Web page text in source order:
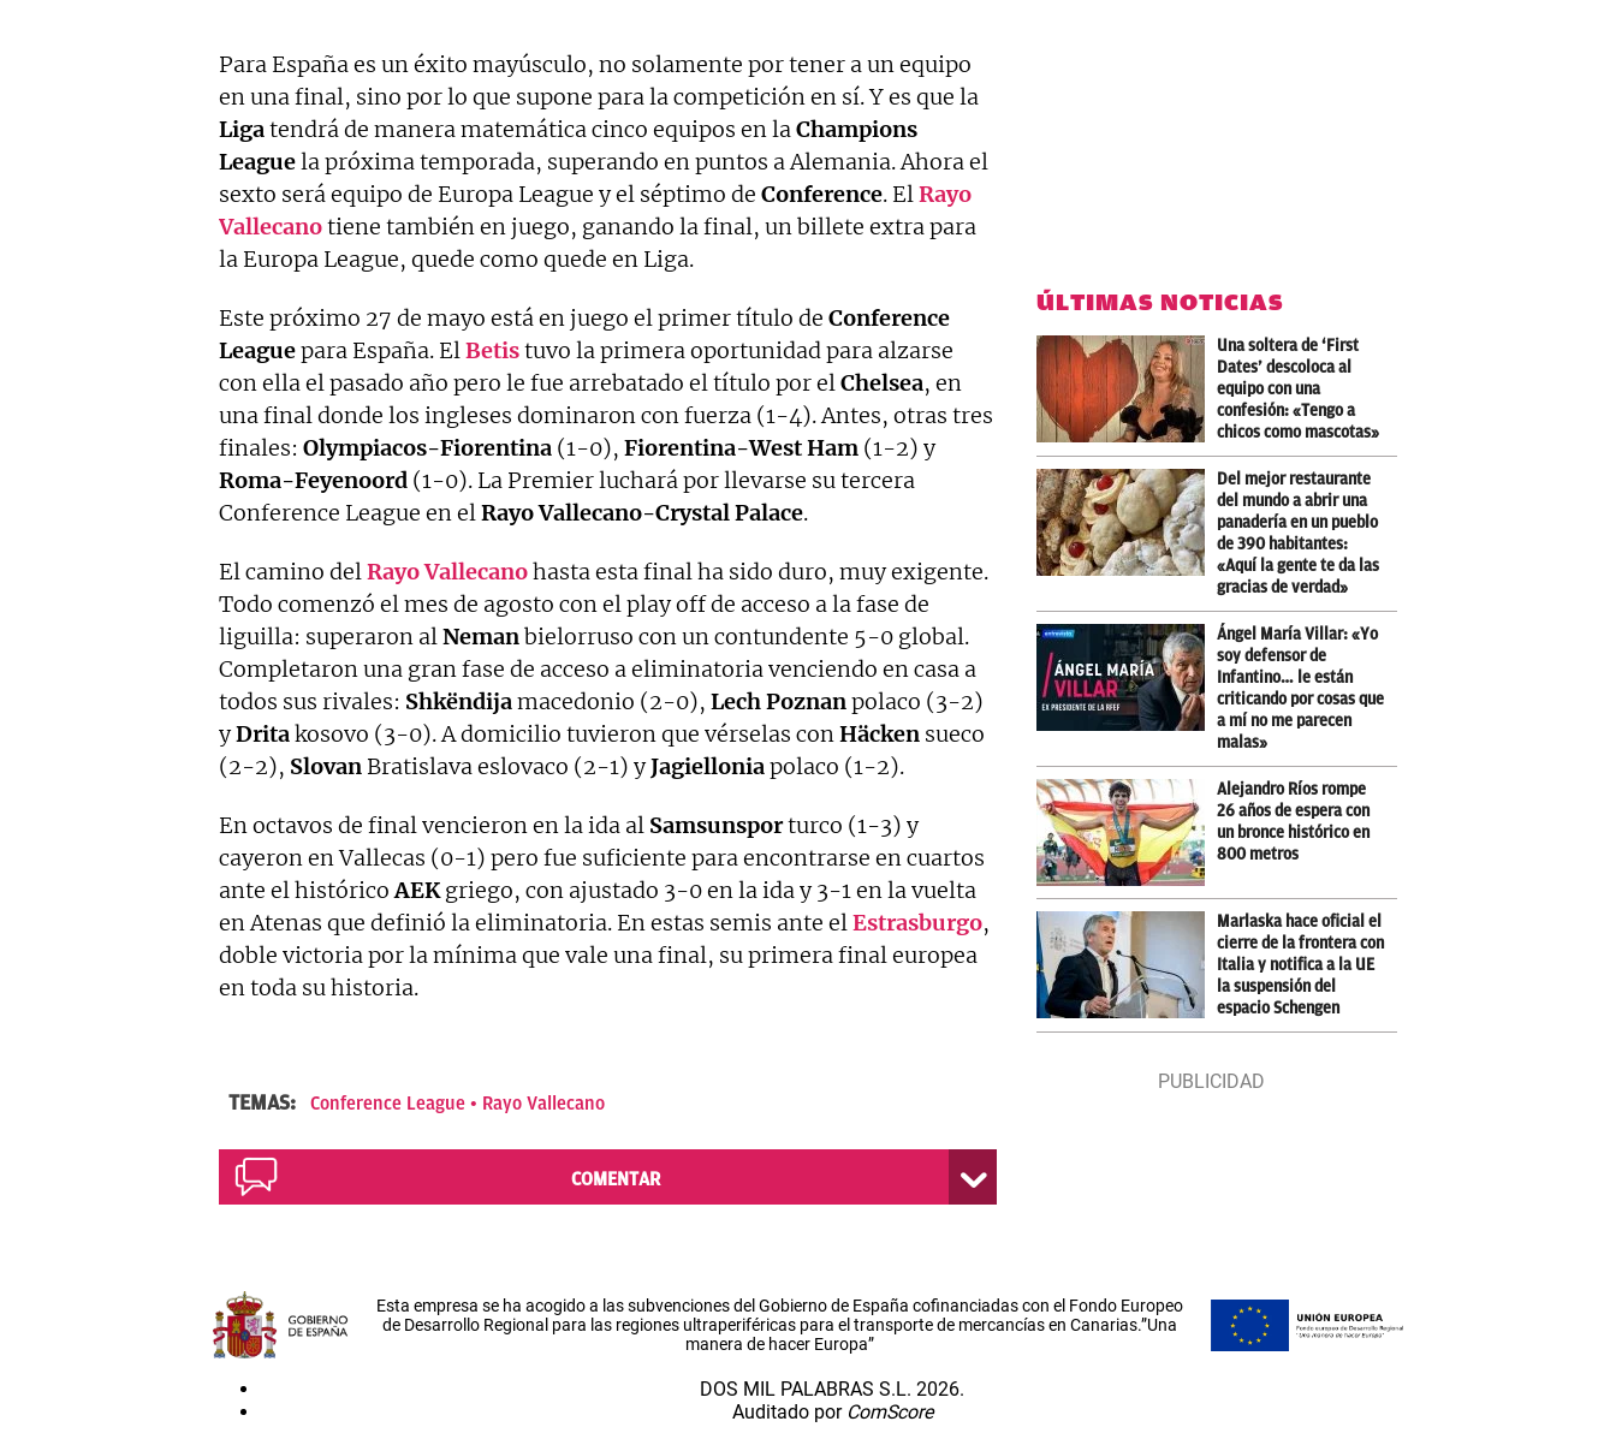
Para España es un éxito mayúsculo, no solamente por tener a un equipo
en una final, sino por lo que supone para la competición en sí. Y es que la
Ligatendrá de manera matemática cinco equipos en laChampions
Leaguela próxima temporada, superando en puntos a Alemania. Ahora el
sexto será equipo de Europa League y el séptimo de Conference. ElRayo
Vallecanotiene también en juego, ganando la final, un billete extra para
la Europa League, quede como quede en Liga.
Este próximo 27 de mayo está en juego el primer título de Conference
Leaguepara España. ElBetistuvo la primera oportunidad para alzarse
con ella el pasado año pero le fue arrebatado el título por elChelsea, en
una final donde los ingleses dominaron con fuerza (1-4). Antes, otras tres
finales: Olympiacos-Fiorentina (1-0), Fiorentina-WestHam (1-2) y
Roma-Feyenoord (1-0). La Premier luchará por llevarse su tercera
Conference League en elRayo Vallecano-Crystal Palace.
El camino delRayoVallecanohasta esta final ha sido duro, muy exigente.
Todo comenzó el mes de agosto con el play off de acceso a la fase de
liguilla: superaron alNemanbielorruso con un contundente 5-0 global.
Completaron una gran fase de acceso a eliminatoria venciendo en casa a
todos sus rivales: Shkëndijamacedonio (2-0), LechPoznanpolaco (3-2)
yDritakosovo (3-0). A domicilio tuvieron que vérselas conHäcken sueco
(2-2), Slovan Bratislava eslovaco (2-1) yJagielloniapolaco (1-2).
En octavos de final vencieron en la ida al Samsunsporturco (1-3) y
cayeron en Vallecas (0-1) pero fue suficiente para encontrarse en cuartos
ante el históricoAEKgriego, con ajustado 3-0 en la ida y 3-1 en la vuelta
en Atenas que definió la eliminatoria. En estas semis ante elEstrasburgo,
doble victoria por la mínima que vale una final, su primera final europea
en toda su historia.
TEMAS: Conference League Rayo Vallecano
COMENTAR
ÚLTIMAS NOTICIAS
Una soltera de ‘First
Dates’ descoloca al
equipo con una
confesión: «Tengo a
chicos como mascotas»
Del mejor restaurante
del mundo a abrir una
panadería en un pueblo
de 390 habitantes:
«Aquí la gente te da las
gracias de verdad»
Ángel María Villar: «Yo
soy defensor de
Infantino… le están
criticando por cosas que
a mí no me parecen
malas»
Alejandro Ríos rompe
26 años de espera con
un bronce histórico en
800 metros
Marlaska hace oficial el
cierre de la frontera con
Italia y notifica a la UE
la suspensión del
espacio Schengen
Esta empresa se ha acogido a las subvenciones del Gobierno de España cofinanciadas con el Fondo Europeo
de Desarrollo Regional para las regiones ultraperiféricas para el transporte de mercancías en Canarias.”Una
manera de hacer Europa”
DOS MIL PALABRAS S.L. 2026.
Auditado por ComScore